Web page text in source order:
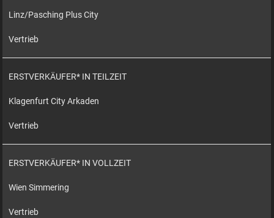
Linz/Pasching Plus City
Vertrieb
ERSTVERKÄUFER* IN TEILZEIT
Klagenfurt City Arkaden
Vertrieb
ERSTVERKÄUFER* IN VOLLZEIT
Wien Simmering
Vertrieb